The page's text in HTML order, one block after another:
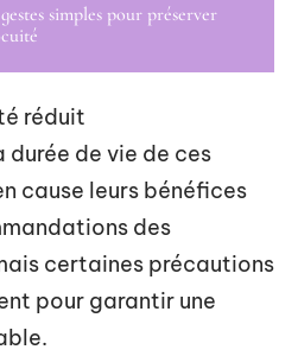
simples pour préserver
réduit
de vie de ces
cause leurs bénéfices
des
certaines précautions
pour garantir une